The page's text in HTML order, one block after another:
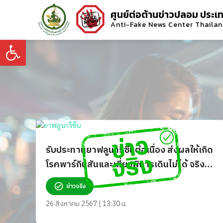
Open toolbar
ศูนย์ต่อต้านข่าวปลอม ประเ
Anti-Fake News Center
รับประทานยาฟลูนาริซีนต่อเนื่อง ส่งผลให้เกิด
โรคพาร์กินสันและเสี่ยงพิการเดินไม่ได้ จริง
หรือ?ข่าวจริง
26 สิงหาคม 2567 | 13:30 น.